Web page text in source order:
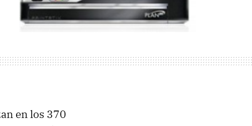
en los 370